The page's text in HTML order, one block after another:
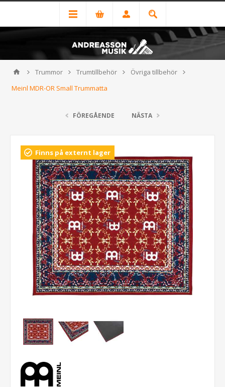
Trummor Trumtillbehör
Övriga tillbehör
Meinl MDR-OR Small Trummatta
FÖREGÅENDE NÄSTA
Finns på externt lager